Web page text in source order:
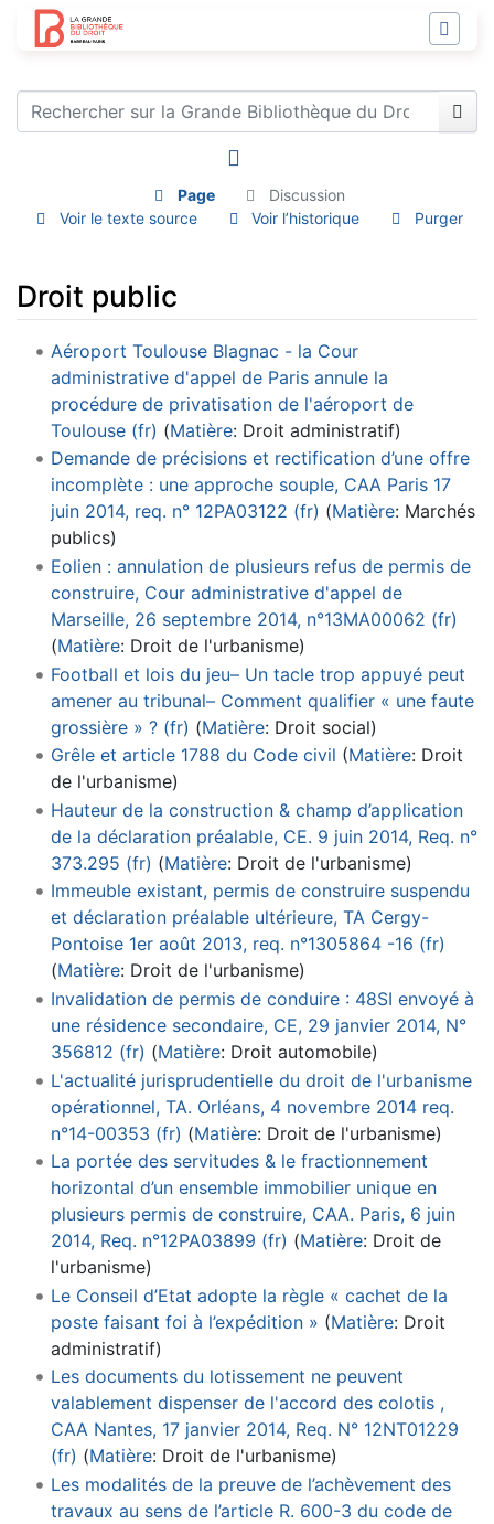
Page
Discussion
Voir le texte source
Voir l’historique Purger
Droit public
Aller à :navigation,rechercher
Aéroport Toulouse Blagnac - la Cour
administrative d'appel de Paris annule la
procédure de privatisation de l'aéroport de
Toulouse (fr) (Matière: Droit administratif)
Demande de précisions et rectification d’une offre
incomplète : une approche souple, CAA Paris 17
juin 2014, req. n° 12PA03122 (fr) (Matière: Marchés
publics)
Eolien : annulation de plusieurs refus de permis de
construire, Cour administrative d'appel de
Marseille, 26 septembre 2014, n°13MA00062 (fr)
(Matière: Droit de l'urbanisme)
Football et lois du jeu– Un tacle trop appuyé peut
amener au tribunal– Comment qualifier « une faute
grossière » ? (fr) (Matière: Droit social)
Grêle et article 1788 du Code civil (Matière: Droit
de l'urbanisme)
Hauteur de la construction & champ d’application
de la déclaration préalable, CE. 9 juin 2014, Req. n°
373.295 (fr) (Matière: Droit de l'urbanisme)
Immeuble existant, permis de construire suspendu
et déclaration préalable ultérieure, TA Cergy-
Pontoise 1er août 2013, req. n°1305864 -16 (fr)
(Matière: Droit de l'urbanisme)
Invalidation de permis de conduire : 48SI envoyé à
une résidence secondaire, CE, 29 janvier 2014, N°
356812 (fr) (Matière: Droit automobile)
L'actualité jurisprudentielle du droit de l'urbanisme
opérationnel, TA. Orléans, 4 novembre 2014 req.
n°14-00353 (fr) (Matière: Droit de l'urbanisme)
La portée des servitudes & le fractionnement
horizontal d’un ensemble immobilier unique en
plusieurs permis de construire, CAA. Paris, 6 juin
2014, Req. n°12PA03899 (fr) (Matière: Droit de
l'urbanisme)
Le Conseil d’Etat adopte la règle « cachet de la
poste faisant foi à l’expédition » (Matière: Droit
administratif)
Les documents du lotissement ne peuvent
valablement dispenser de l'accord des colotis ,
CAA Nantes, 17 janvier 2014, Req. N° 12NT01229
(fr) (Matière: Droit de l'urbanisme)
Les modalités de la preuve de l’achèvement des
travaux au sens de l’article R. 600-3 du code de